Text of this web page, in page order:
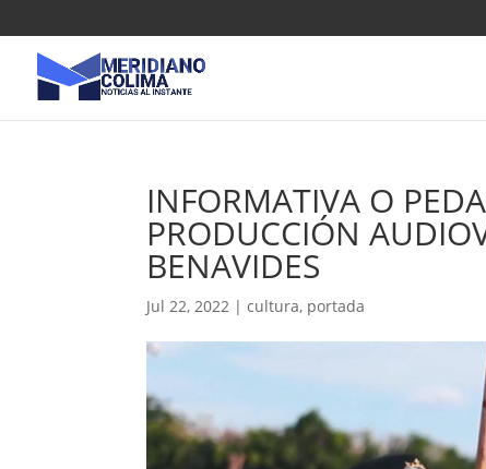
INFORMATIVA O
PRODUCCIÓN
BENAVIDES
Jul 22, 2022 |cultura, portada